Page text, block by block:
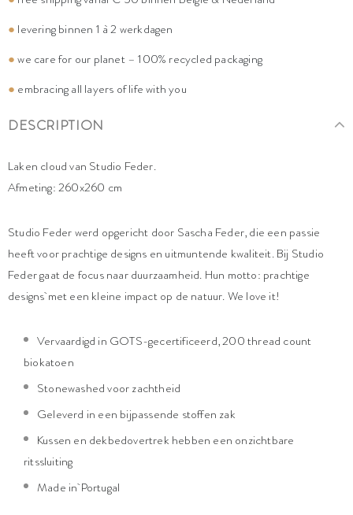
● levering binnen 1 à 2 werkdagen
●we care for our planet – 100% recycled packaging
● embracing all layers of life with you
DESCRIPTION
Laken cloud van Studio Feder.
Afmeting: 260x260 cm
Studio Feder werd opgericht door Sascha Feder, die een passie
heeft voor prachtige designs en uitmuntende kwaliteit. Bij Studio
Feder gaat de focus naar duurzaamheid. Hun motto: prachtige
designs met een kleine impact op de natuur. We love it!
Vervaardigd in GOTS-gecertificeerd, 200 thread count
biokatoen
Stonewashed voor zachtheid
Geleverd in een bijpassende stoffen zak
Kussen en dekbedovertrek hebben een onzichtbare
ritssluiting
Made in Portugal